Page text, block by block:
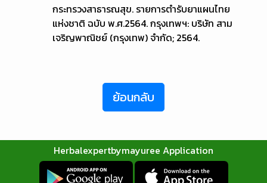
กระทรวงสาธารณสุข. รายการตำรับยาแผนไทย
แห่งชาติ ฉบับ พ.ศ.2564. กรุงเทพฯ: บริษัท สาม
เจริญพาณิชย์ (กรุงเทพ) จำกัด; 2564.
ย้อนกลับ
Herbalexpertbymayuree Application